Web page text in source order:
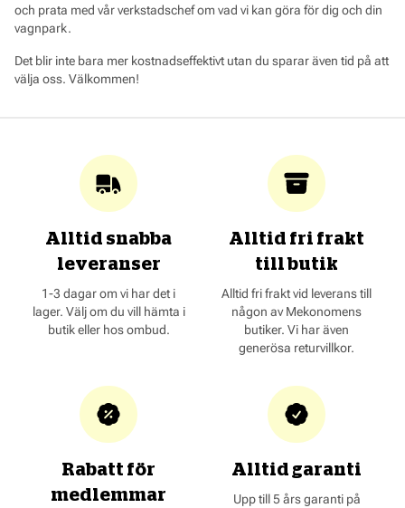
och prata med vår verkstadschef om vad vi kan göra för dig och din
vagnpark.
Det blir inte bara mer kostnadseffektivt utan du sparar även tid på att
välja oss. Välkommen!
Alltid snabba
leveranser
1-3 dagar om vi har det i
lager. Välj om du vill hämta i
butik eller hos ombud.
Alltid fri frakt
till butik
Alltid fri frakt vid leverans till
någon av Mekonomens
butiker. Vi har även
generösa returvillkor.
Rabatt för
medlemmar
Alltid garanti
Upp till 5 års garanti på